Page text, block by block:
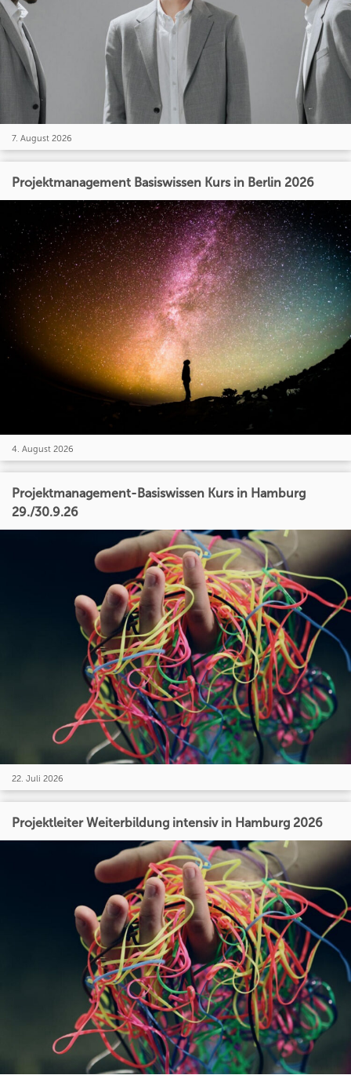
7. August 2026
Projektmanagement Basiswissen Kurs in Berlin 2026
4. August 2026
Projektmanagement-Basiswissen Kurs in Hamburg
29./30.9.26
22. Juli 2026
Projektleiter Weiterbildung intensiv in Hamburg 2026